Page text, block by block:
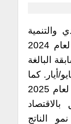
والتنمية
توقعاتها لنمو الاقتصاد العالمي لعام 2024
البالغة
أيار. كما
تم تعديل توقعات النمو العالمي لعام 2025
بالاقتصاد
الناتج